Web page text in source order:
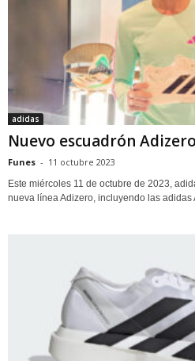
adidas
Nuevo escuadrón
Funes - 11 octubre 2023
Este miércoles 11 de octubre de 2023,
nueva línea Adizero, incluyendo las adidas